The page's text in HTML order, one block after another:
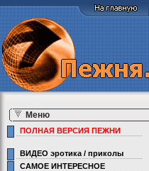
Меню
ПОЛНАЯ ВЕРСИЯ ПЕЖНИ
ВИДЕО эротика / приколы
САМОЕ ИНТЕРЕСНОЕ